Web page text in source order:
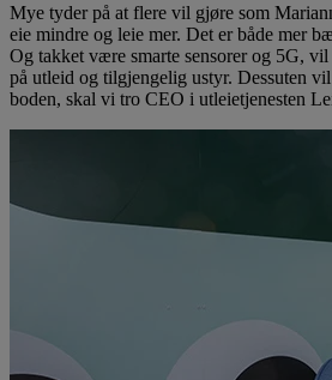
Mye tyder på at flere vil gjøre som
eie mindre og leie mer. Det er både mer
Og takket være smarte sensorer og 5G,
på utleid og tilgjengelig ustyr. Dessuten
boden, skal vi tro CEO i utleietjenesten